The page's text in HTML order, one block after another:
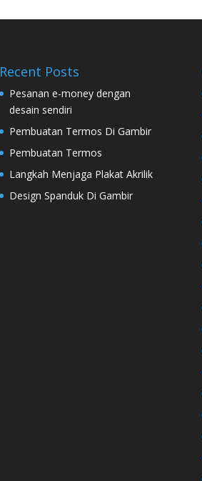
Recent Posts
Pesanan e-money dengan
desain sendiri
Pembuatan Termos Di Gambir
Pembuatan Termos
Langkah Menjaga Plakat Akrilik
Design Spanduk Di Gambir